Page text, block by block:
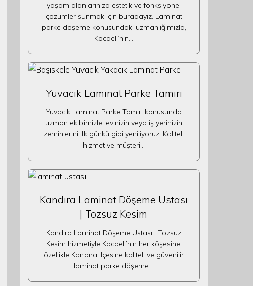
yaşam alanlarınıza estetik ve fonksiyonel
çözümler sunmak için buradayız. Laminat
parke döşeme konusundaki uzmanlığımızla,
Kocaeli’nin…
Yuvacık Laminat Parke Tamiri
Yuvacık Laminat Parke Tamiri konusunda
uzman ekibimizle, evinizin veya iş yerinizin
zeminlerini ilk günkü gibi yeniliyoruz. Kaliteli
hizmet ve müşteri…
Kandıra Laminat Döşeme Ustası
| Tozsuz Kesim
Kandıra Laminat Döşeme Ustası | Tozsuz
Kesim hizmetiyle Kocaeli’nin her köşesine,
özellikle Kandıra ilçesine kaliteli ve güvenilir
laminat parke döşeme…